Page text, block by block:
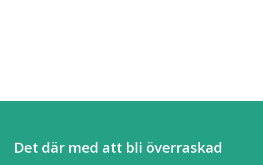
Det där med att bli överraskad